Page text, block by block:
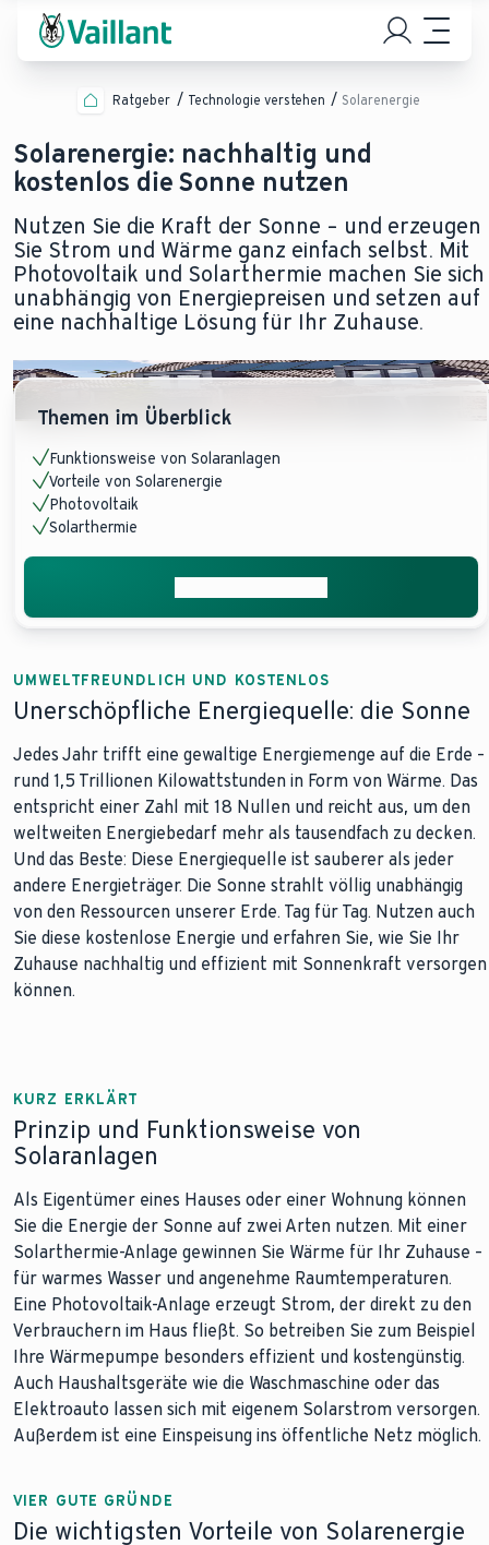
Ratgeber Technologie verstehen Solarenergie
Solarenergie: nachhaltig und
kostenlos die Sonne nutzen
Nutzen Sie die Kraft der Sonne – und erzeugen
Sie Strom und Wärme ganz einfach selbst. Mit
Photovoltaik und Solarthermie machen Sie sich
unabhängig von Energiepreisen und setzen auf
eine nachhaltige Lösung für Ihr Zuhause.
Themen im Überblick
Funktionsweise von Solaranlagen
Vorteile von Solarenergie
Photovoltaik
Solarthermie
UMWELTFREUNDLICH UND KOSTENLOS
Unerschöpfliche Energiequelle: die Sonne
Jedes Jahr trifft eine gewaltige Energiemenge auf die Erde –
rund 1,5 Trillionen Kilowattstunden in Form von Wärme. Das
entspricht einer Zahl mit 18 Nullen und reicht aus, um den
weltweiten Energiebedarf mehr als tausendfach zu decken.
Und das Beste: Diese Energiequelle ist sauberer als jeder
andere Energieträger. Die Sonne strahlt völlig unabhängig
von den Ressourcen unserer Erde. Tag für Tag. Nutzen auch
Sie diese kostenlose Energie und erfahren Sie, wie Sie Ihr
Zuhause nachhaltig und effizient mit Sonnenkraft versorgen
können.
KURZ ERKLÄRT
Prinzip und Funktionsweise von
Solaranlagen
Als Eigentümer eines Hauses oder einer Wohnung können
Sie die Energie der Sonne auf zwei Arten nutzen. Mit einer
Solarthermie-Anlage gewinnen Sie Wärme für Ihr Zuhause –
für warmes Wasser und angenehme Raumtemperaturen.
Eine Photovoltaik-Anlage erzeugt Strom, der direkt zu den
Verbrauchern im Haus fließt. So betreiben Sie zum Beispiel
Ihre Wärmepumpe besonders effizient und kostengünstig.
Auch Haushaltsgeräte wie die Waschmaschine oder das
Elektroauto lassen sich mit eigenem Solarstrom versorgen.
Außerdem ist eine Einspeisung ins öffentliche Netz möglich.
VIER GUTE GRÜNDE
Die wichtigsten Vorteile von Solarenergie